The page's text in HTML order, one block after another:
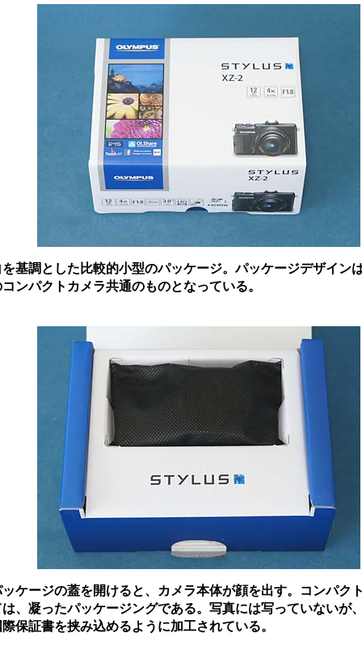
基調とした比較的小型のパッケージ。パッケージデザイン
ンパクトカメラ共通のものとなっている。
ケージの蓋を開けると、カメラ本体が顔を出す。コンパク
、凝ったパッケージングである。写真には写っていないが
保証書を挟み込めるように加工されている。